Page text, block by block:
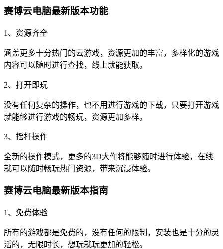
赛博云电脑最新版本功能
1、资源齐全
涵盖更多十分热门的云游戏，资源更加的丰富，多样化的游戏
内容可以随时进行查找，线上就能获取。
2、打开即玩
没有任何复杂的操作，也不用进行游戏的下载，只要打开游戏
就能够进行游戏的畅玩，资源更加多样。
3、摇杆操作
全新的操作模式，更多的3D大作将能够随时进行体验，在线
就可以随时畅玩热门资源，带来沉浸体验。
赛博云电脑最新版本指南
1、免费体验
所有的游戏都是免费的，没有任何的限制，安装也是十分的灵
活的，无限时长，想玩就玩更加的轻松。